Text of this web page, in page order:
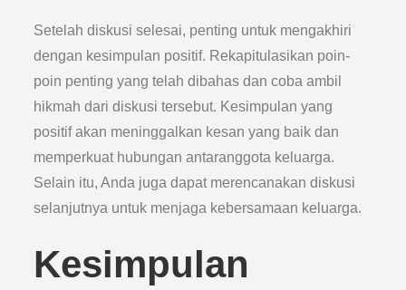
Setelah diskusi selesai, penting untuk mengakhiri
dengan kesimpulan positif. Rekapitulasikan poin-
poin penting yang telah dibahas dan coba ambil
hikmah dari diskusi tersebut. Kesimpulan yang
positif akan meninggalkan kesan yang baik dan
memperkuat hubungan antaranggota keluarga.
Selain itu, Anda juga dapat merencanakan diskusi
selanjutnya untuk menjaga kebersamaan keluarga.
Kesimpulan